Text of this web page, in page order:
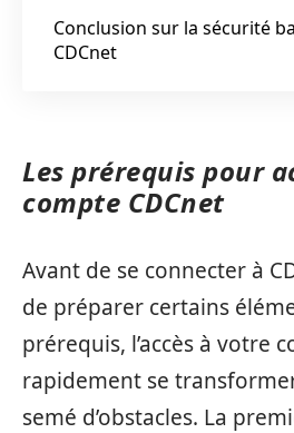
Conclusion sur la sécurité
CDCnet
Les prérequis pour
compte CDCnet
Avant de se connecter à
de préparer certains
prérequis, l’accès à votre
rapidement se
semé d’obstacles. La